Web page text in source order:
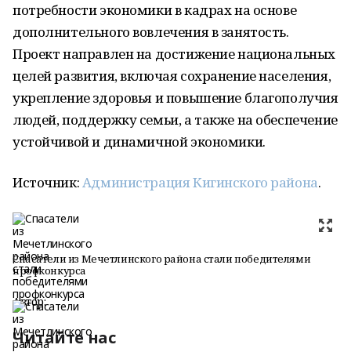
потребности экономики в кадрах на основе
дополнительного вовлечения в занятость.
Проект направлен на достижение национальных
целей развития, включая сохранение населения,
укрепление здоровья и повышение благополучия
людей, поддержку семьи, а также на обеспечение
устойчивой и динамичной экономики.
Источник:Администрация Кигинского района.
Спасатели из Мечетлинского района стали победителями
профконкурса
Автор:
Читайте нас